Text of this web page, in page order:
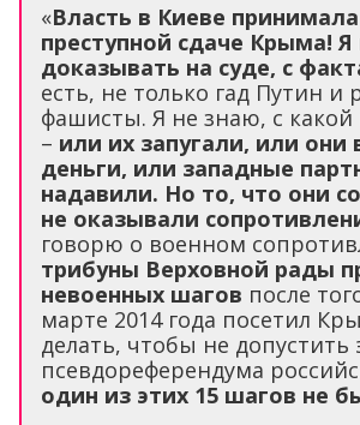
«Власть в Киеве
преступной сдаче Крыма! Я
доказывать на суде, с
есть, не только гад Путин и
фашисты. Я не знаю, с
– или их запугали, или они
деньги, или западные
надавили. Но то, что они
не оказывали
говорю о военном
трибуны Верховной рады
невоенных шагов после
марте 2014 года посетил
делать, чтобы не допустить
псевдореферендума
один из этих 15 шагов не